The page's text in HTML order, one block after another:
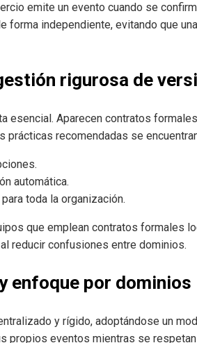
emite un evento cuando se
forma independiente, evitando que
rigurosa de
esencial. Aparecen contratos
prácticas recomendadas se
automática.
toda la organización.
que emplean contratos formales
reducir confusiones entre dominios.
enfoque por dominios
y rígido, adoptándose un
propios eventos mientras se